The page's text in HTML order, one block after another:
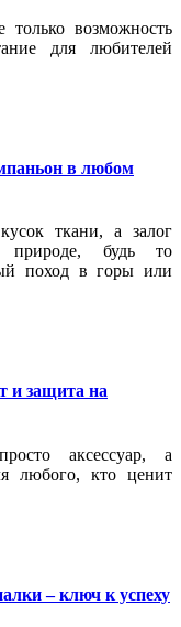
возможность
для любителей
в любом
ткани, а залог
будь то
поход в горы или
и защита на
аксессуар, а
любого, кто ценит
– ключ к успеху